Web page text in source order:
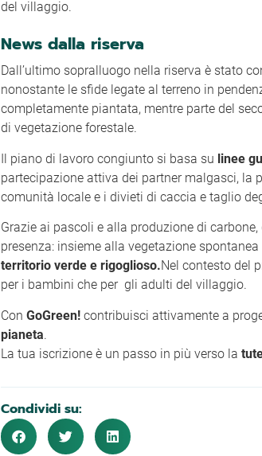
del villaggio.
News dalla riserva
Dall’ultimo sopralluogo nella riserva è stato
nonostante le sfide legate al terreno in
completamente piantata, mentre parte del
di vegetazione forestale.
Il piano di lavoro congiunto si basa su linee
partecipazione attiva dei partner malgasci, la
comunità locale e i divieti di caccia e taglio
Grazie ai pascoli e alla produzione di
presenza: insieme alla vegetazione
territorio verde e rigoglioso.Nel contesto del
per i bambini che per gli adulti del villaggio.
Con GoGreen! contribuisci attivamente a
pianeta.
La tua iscrizione è un passo in più verso la
Condividi su: